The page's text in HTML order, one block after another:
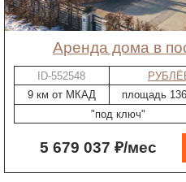
Аренда дома в
ID-552548
9 км от МКАД
площадь
"под ключ"
5 679 037 ₽/мес